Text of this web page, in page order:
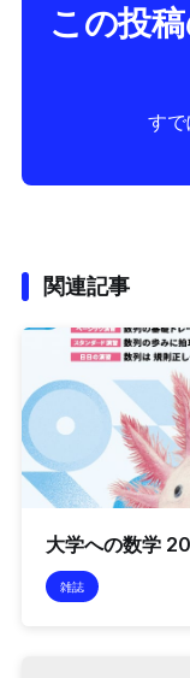
この投
す
関連記事
大学への数学
雑誌